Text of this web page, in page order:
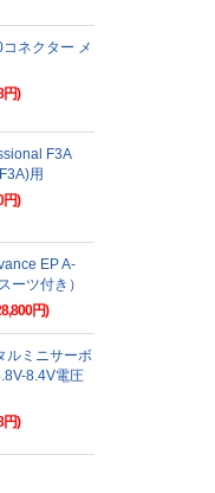
ネクター メ
円)
F3A
用
円)
EP A-
ーツ付き）
円)
ルミニサーボ
8.4V電圧
円)